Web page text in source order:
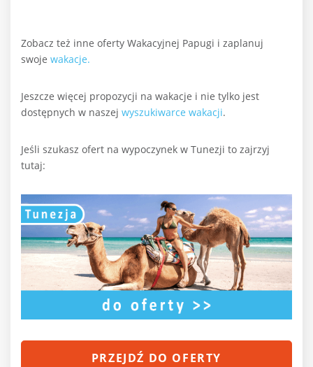
Zobacz też inne oferty Wakacyjnej Papugi i zaplanuj
swoje wakacje.
Jeszcze więcej propozycji na wakacje i nie tylko jest
dostępnych w naszej wyszukiwarce wakacji.
Jeśli szukasz ofert na wypoczynek w Tunezji to zajrzyj
tutaj:
PRZEJDŹ DO OFERTY